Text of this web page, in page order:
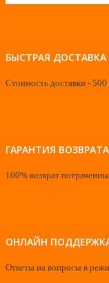
БЫСТРАЯ
Стоимость доставки - 500
ГАРАНТИЯ
100% возврат
ОНЛАЙН
Ответы на вопросы в